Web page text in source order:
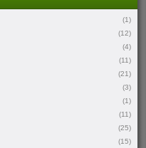
(1)
(12)
(4)
(11)
(21)
(3)
(1)
(11)
(25)
(15)